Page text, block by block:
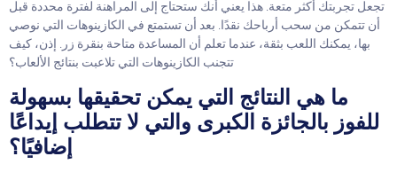
تجعل تجربتك أكثر متعة. هذا يعني أنك ستحتاج إلى المراهنة لفترة محددة قبل
أن تتمكن من سحب أرباحك نقدًا. بعد أن تستمتع في الكازينوهات التي نوصي
بها، يمكنك اللعب بثقة، عندما تعلم أن المساعدة متاحة بنقرة زر. إذن، كيف
تتجنب الكازينوهات التي تلاعبت بنتائج الألعاب؟
ما هي النتائج التي يمكن تحقيقها بسهولة
للفوز بالجائزة الكبرى والتي لا تتطلب إيداعًا
إضافيًا؟